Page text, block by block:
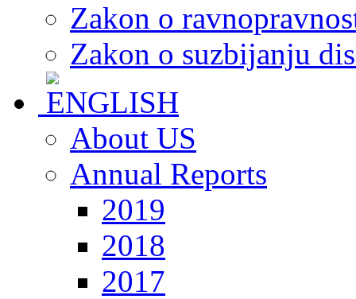
Zakon o
Zakon o suzbijanju
About US
Annual Reports
2019
2018
2017